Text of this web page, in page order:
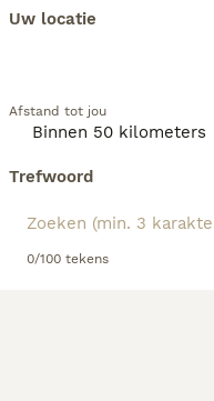
Uw locatie
Afstand tot jou
Trefwoord
0/100 tekens